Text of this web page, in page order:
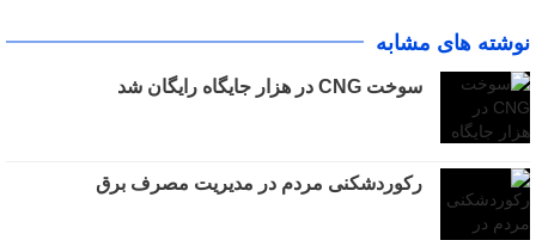
نوشته های مشابه
سوخت CNG در هزار جایگاه رایگان شد
رکوردشکنی مردم در مدیریت مصرف برق